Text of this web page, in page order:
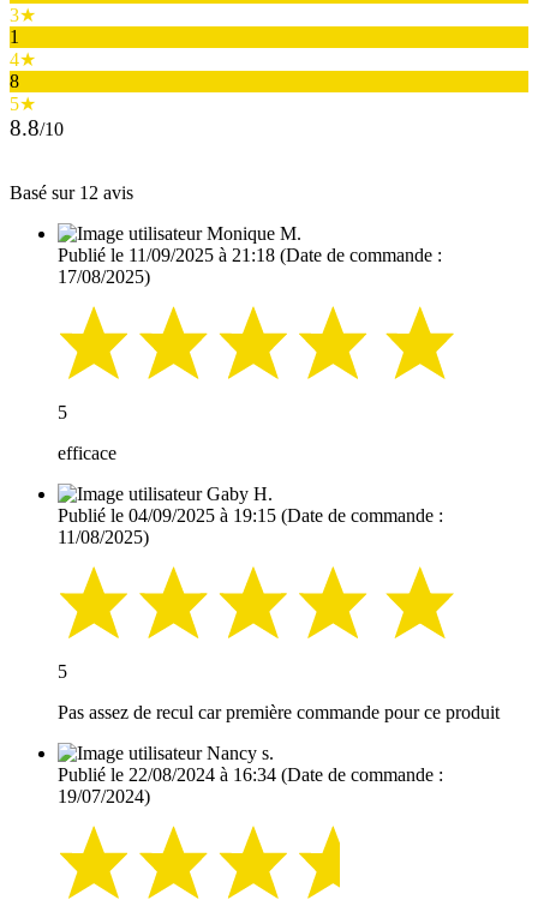
3★
1
4★
8
5★
8.8/10
Basé sur 12 avis
Monique M.
Publié le 11/09/2025 à 21:18 (Date de commande :
17/08/2025)
5
efficace
Gaby H.
Publié le 04/09/2025 à 19:15 (Date de commande :
11/08/2025)
5
Pas assez de recul car première commande pour ce produit
Nancy s.
Publié le 22/08/2024 à 16:34 (Date de commande :
19/07/2024)